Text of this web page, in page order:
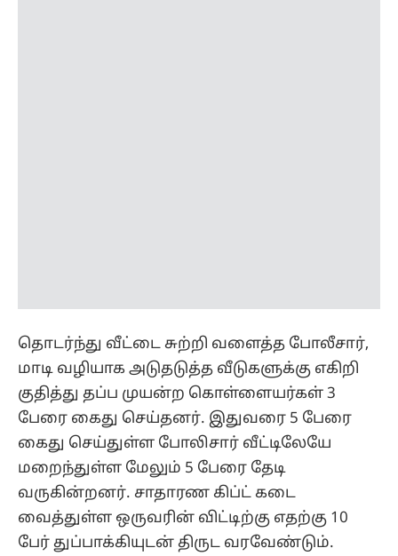
தொடர்ந்து வீட்டை சுற்றி வளைத்த போலீசார்,
மாடி வழியாக அடுதடுத்த வீடுகளுக்கு எகிறி
குதித்து தப்ப முயன்ற கொள்ளையர்கள் 3
பேரை கைது செய்தனர். இதுவரை 5 பேரை
கைது செய்துள்ள போலிசார் வீட்டிலேயே
மறைந்துள்ள மேலும் 5 பேரை தேடி
வருகின்றனர். சாதாரண கிப்ட் கடை
வைத்துள்ள ஒருவரின் விட்டிற்கு எதற்கு 10
பேர் துப்பாக்கியுடன் திருட வரவேண்டும்.